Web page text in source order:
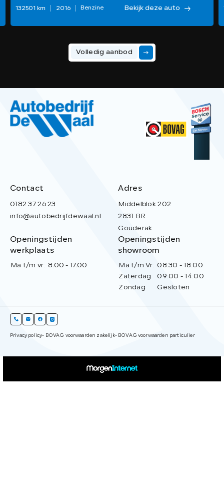
132501 km 2016 Benzine Bekijk deze auto
Volledig aanbod
Contact
0182 37 26 23
info@autobedrijfdewaal.nl
Adres
Middelblok 202
2831 BR
Gouderak
Openingstijden
werkplaats
Ma t/m vr: 8.00 - 17.00
Openingstijden
showroom
Ma t/m Vr: 08:30 - 18:00
Zaterdag
09:00 - 14:00
Zondag
Gesloten
Privacy policy- BOVAG voorwaarden zakelijk- BOVAG voorwaarden particulier